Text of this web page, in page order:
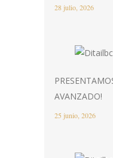
28 julio, 2026
AVANZADO!
25 junio, 2026